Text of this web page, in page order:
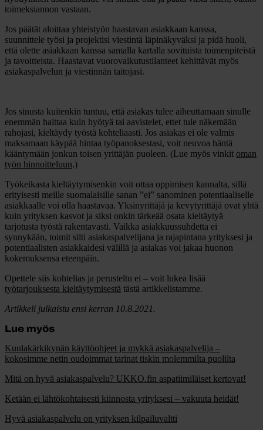
toimeksiannon vastaan.
Jos päätät aloittaa yhteistyön haastavan asiakkaan kanssa,
suunnittele työsi ja projektisi viestintä läpinäkyväksi ja pidä huoli,
että olette asiakkaan kanssa samalla kartalla sovituista toimenpiteistä
ja tavoitteista. Haastavat vuorovaikutustilanteet kehittävät myös
asiakaspalvelun ja viestinnän taitojasi.
Jos sinusta kuitenkin tuntuu, että asiakas tulee aiheuttamaan sinulle
enemmän haittaa kuin hyötyä tai aavistelet, ettet tule näkemään
rahojasi, kieltäydy työstä kohteliaasti. Jos asiakas ei ole valmis
maksamaan käypää hintaa työpanoksestasi, voit neuvoa häntä
kääntymään jonkun toisen yrittäjän puoleen. (Lue myös vinkit oman
työn hinnoitteluun.)
Työkeikasta kieltäytymisenkin voit ottaa oppimisen kannalta, sillä
erityisesti meille suomalaisille sanan ”ei” sanominen potentiaaliselle
asiakkaalle voi olla haastavaa. Yksinyrittäjä ja kevytyrittäjä ovat yhtä
kuin yrityksen kasvot ja siksi onkin tärkeää osata kieltäytyä
tarjotusta työstä rakentavasti. Vaikka asiakkuussuhdetta ei
synnykään, toimit silti asiakaspalvelijana ja rajapintana yrityksesi ja
potentiaalisten asiakkaidesi välillä ja asiakas voi jakaa huonon
kokemuksensa eteenpäin.
Opettele siis kohtelias ja perusteltu ei – voit lukea lisää
työtarjouksesta kieltäytymisestä tästä artikkelistamme.
Artikkeli julkaistu ensi kerran 10.8.2021.
Lue myös
Kuulakärkikynän käyttöohjeet ja mykkä asiakaspalvelija –
kokosimme netin oudoimmat tarinat tiskin molemmilta puolilta
Mitä on hyvä asiakaspalvelu? UKKO.fin aspatiimiläiset kertovat!
Ketään ei lähtökohtaisesti kiinnosta yrityksesi – vakuuta heidät!
Hyvä asiakaspalvelu on yrityksen kilpailuvaltti